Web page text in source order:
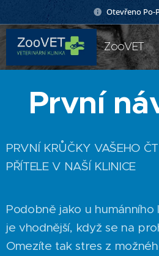
Otevřeno Po-
ZooVET
První
PRVNÍ KRŮČKY VAŠEHO
PŘÍTELE V NAŠÍ KLINICE
​Podobně jako u
je vhodnější, když se na
Omezíte tak stres z